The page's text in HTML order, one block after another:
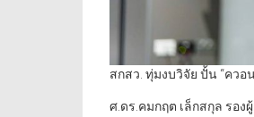
สกสว. ทุ่มงบวิจัย ปั้น “คว
ศ.ดร.คมกฤต เล็กสกุล รอ